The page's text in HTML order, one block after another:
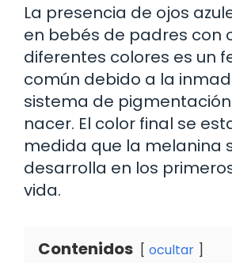
La presencia de ojos
en bebés de padres con
diferentes colores es un
común debido a la
sistema de
nacer. El color final se
medida que la melanina
desarrolla en los
vida.
Contenidos ocultar